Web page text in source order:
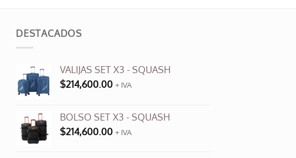
múltiples
opciones
se
elegir
en
la
DESTACADOS
VALIJAS SET X3 - SQUASH
$214,600.00 + IVA
BOLSO SET X3 - SQUASH
$214,600.00 + IVA